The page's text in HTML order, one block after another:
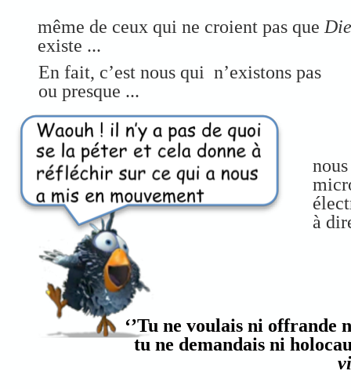
même de ceux qui ne croient pas que
existe ...
En fait, c’est nous qui n’existons pas
ou presque ...
à
‘’Tu ne voulais ni offrande
tu ne demandais ni